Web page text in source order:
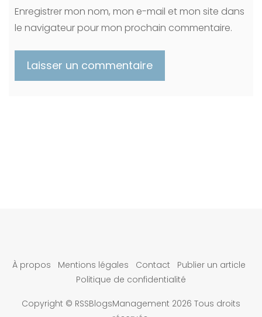
Enregistrer mon nom, mon e-mail et mon site dans
le navigateur pour mon prochain commentaire.
À propos Mentions légales Contact
Publier un article
Politique de confidentialité
Copyright © RSSBlogsManagement 2026 Tous droits